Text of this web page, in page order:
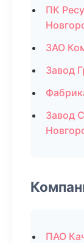
ПК
ЗАО
Завод
Завод
ПАО